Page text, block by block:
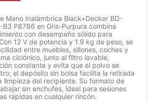
Mano Inalámbrica Black+Decker BD-
B3 P8786 en Gris-Purpura combina
con desempeño sólido para
12 V de potencia y 1.9 kg de peso, se
entre muebles, sillones, coches y
ciclónico, junto al filtro lavable,
constante y evita que el polvo se
el depósito sin bolsa facilita la retirada
limpieza del recipiente. Su formato de
sin enchufes, ideal para sesiones
rápidas en cualquier rincón.